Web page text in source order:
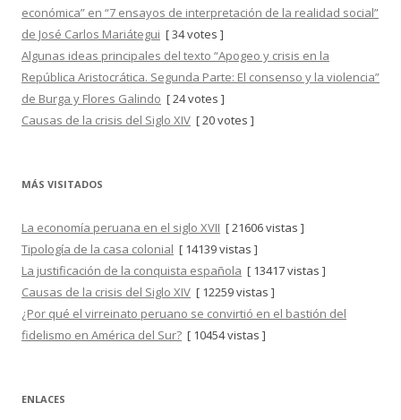
económica” en “7 ensayos de interpretación de la realidad social”
de José Carlos Mariátegui [ 34 votes ]
Algunas ideas principales del texto “Apogeo y crisis en la
República Aristocrática. Segunda Parte: El consenso y la violencia”
de Burga y Flores Galindo [ 24 votes ]
Causas de la crisis del Siglo XIV [ 20 votes ]
MÁS VISITADOS
La economía peruana en el siglo XVII [ 21606 vistas ]
Tipología de la casa colonial [ 14139 vistas ]
La justificación de la conquista española [ 13417 vistas ]
Causas de la crisis del Siglo XIV [ 12259 vistas ]
¿Por qué el virreinato peruano se convirtió en el bastión del
fidelismo en América del Sur? [ 10454 vistas ]
ENLACES